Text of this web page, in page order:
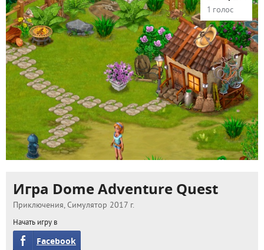
1 голос
Игра Dome Adventure Quest
Приключения, Симулятор 2017 г.
Начать игру в
Facebook